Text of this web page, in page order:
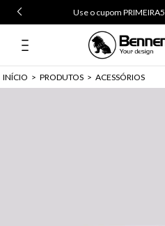
Use o cupom
INÍCIO > PRODUTOS > ACESSÓRIOS